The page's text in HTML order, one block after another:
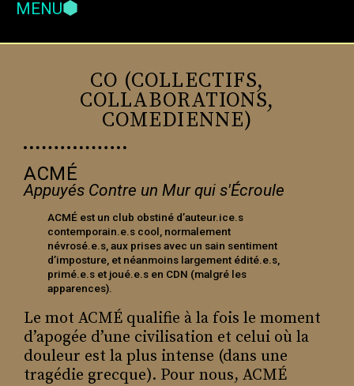
MENU
CO (COLLECTIFS,
COLLABORATIONS,
COMEDIENNE)
ACMÉ
Appuyés Contre un Mur qui s'Écroule
ACMÉ est un club obstiné d’auteur.ice.s
contemporain.e.s cool, normalement
névrosé.e.s, aux prises avec un sain sentiment
d’imposture, et néanmoins largement édité.e.s,
primé.e.s et joué.e.s en CDN (malgré les
apparences).
Le mot ACMÉ qualifie à la fois le moment
d’apogée d’une civilisation et celui où la
douleur est la plus intense (dans une
tragédie grecque). Pour nous, ACMÉ
LE MANIFESTE ACMÉ
Nous sommes des imposteurs. Et
nous le revendiquons.
Parler pour soi c’est saisir la voix d’un
autre et l’écouter dire notre histoire.
Nous sommes à notre place. Nous la
cherchons. Nous la trouvons ou pas.
Nous la gagnons parce que nous la
cherchons. Rien ne nous prédestinait
à ça. Et nous avons des choses à dire.
Nous sommes pétris de paradoxes.
Rien ne nous prédestinait à ça.
Prendre cette place. Pourquoi ne pas
la prendre ?